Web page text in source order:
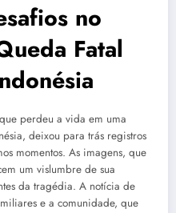
no
Fatal
perdeu a vida em uma
deixou para trás registros
momentos. As imagens, que
um vislumbre de sua
da tragédia. A notícia de
e a comunidade, que